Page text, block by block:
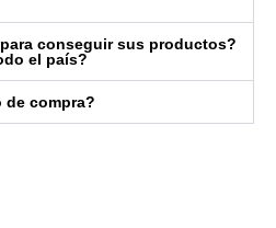
conseguir sus productos?
el país?
de compra?